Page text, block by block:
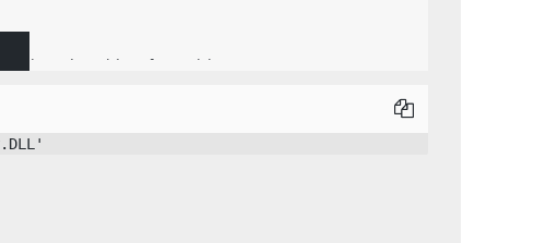
nix machen nicht auf server joint